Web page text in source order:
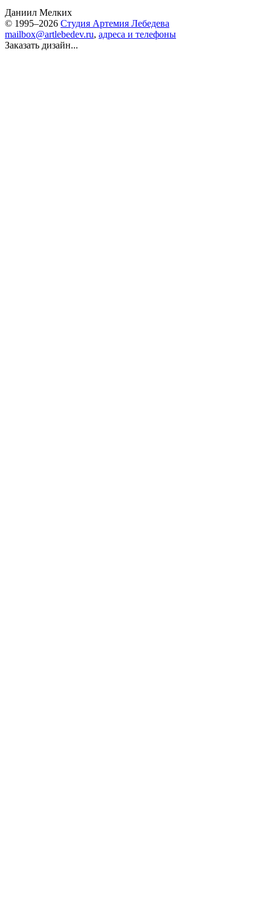
Даниил Мелких
© 1995–2026 Студия Артемия Лебедева
mailbox@artlebedev.ru, адреса и телефоны
Заказать дизайн...